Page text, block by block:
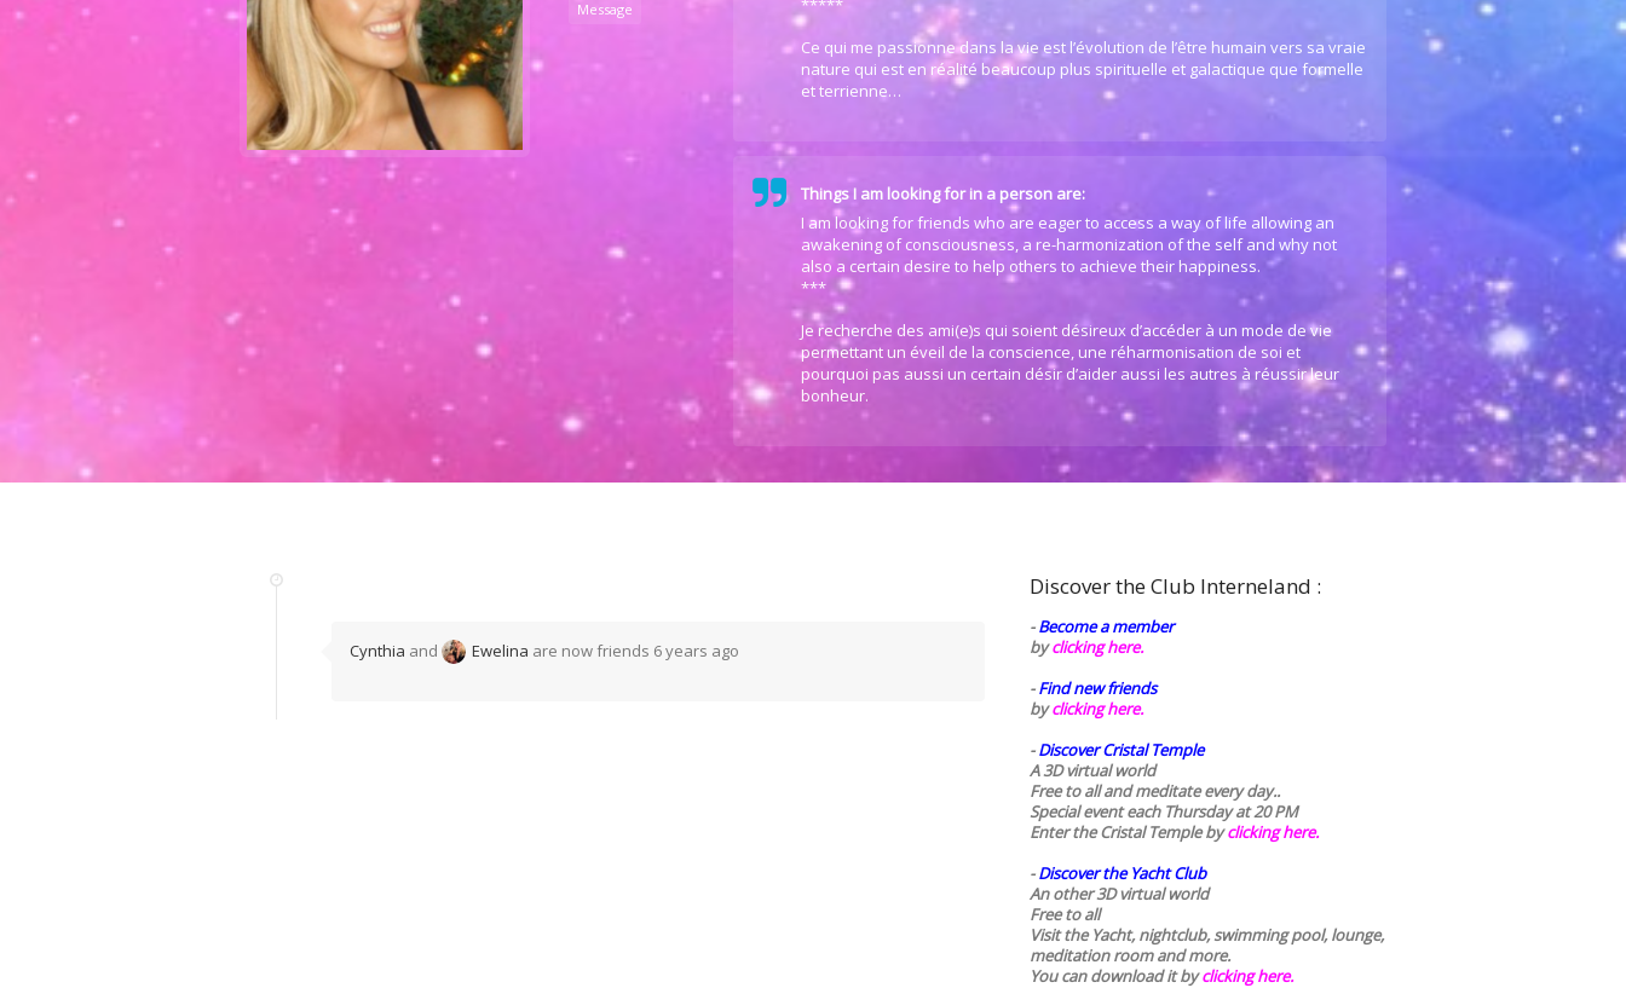
Message
*****
Ce qui me passionne dans la vie est l’évolution de l’être humain vers sa vraie
nature qui est en réalité beaucoup plus spirituelle et galactique que formelle
et terrienne…
Things I am looking for in a person are:
I am looking for friends who are eager to access a way of life allowing an
awakening of consciousness, a re-harmonization of the self and why not
also a certain desire to help others to achieve their happiness.
***
Je recherche des ami(e)s qui soient désireux d’accéder à un mode de vie
permettant un éveil de la conscience, une réharmonisation de soi et
pourquoi pas aussi un certain désir d’aider aussi les autres à réussir leur
bonheur.
Cynthia and Ewelina are now friends 6 years ago
Discover the Club Interneland :
-Become a member
byclicking here.
-Find new friends
byclicking here.
-Discover Cristal Temple
A 3D virtual world
Free to all and meditate every day..
Special event each Thursday at 20 PM
Enter the Cristal Temple byclicking here.
-Discover the Yacht Club
An other 3D virtual world
Free to all
Visit the Yacht, nightclub, swimming pool, lounge,
meditation room and more.
You can download it byclicking here.